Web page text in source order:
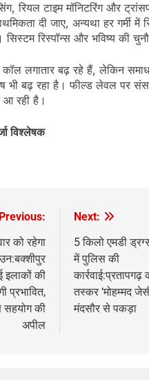
रियल टाइम मॉनिटरिंग और
दी जाए, अन्यथा हर गर्मी में
रिस्पॉन्स और भविष्य की
कॉल लगातार बढ़ रहे हैं, लेकिन
भी बढ़ रहा है। फील्ड लेवल पर
आ रही है।
विश्लेषक
Previous:
को रहेगा
की
प्रभावित,
की
अपील
Next:
5 किलो एमडी
में पुलिस की
कार्रवाई:प्रतापगढ़
तस्कर ‘मोहम्मद
मंदसौर से पकड़ा